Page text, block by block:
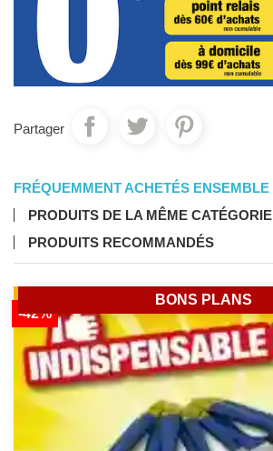
Partager
FRÉQUEMMENT ACHETÉS ENSEMBLE
PRODUITS DE LA MÊME CATÉGORIE
PRODUITS RECOMMANDÉS
-42%
BONS PLANS